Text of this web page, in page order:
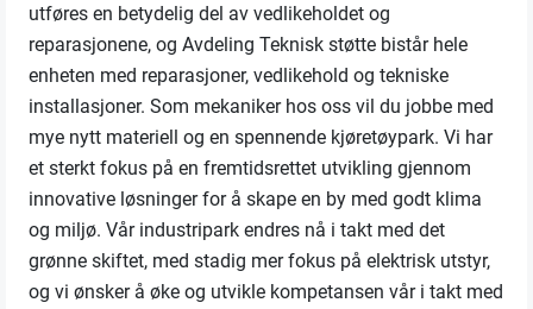
utføres en betydelig del av vedlikeholdet og
reparasjonene, og Avdeling Teknisk støtte bistår hele
enheten med reparasjoner, vedlikehold og tekniske
installasjoner. Som mekaniker hos oss vil du jobbe med
mye nytt materiell og en spennende kjøretøypark. Vi har
et sterkt fokus på en fremtidsrettet utvikling gjennom
innovative løsninger for å skape en by med godt klima
og miljø. Vår industripark endres nå i takt med det
grønne skiftet, med stadig mer fokus på elektrisk utstyr,
og vi ønsker å øke og utvikle kompetansen vår i takt med